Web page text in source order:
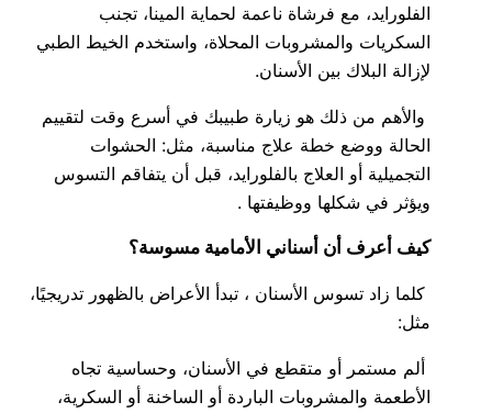
الفلورايد، مع فرشاة ناعمة لحماية المينا، تجنب
السكريات والمشروبات المحلاة، واستخدم الخيط الطبي
لإزالة البلاك بين الأسنان.
والأهم من ذلك هو زيارة طبيبك في أسرع وقت لتقييم
الحالة ووضع خطة علاج مناسبة، مثل: الحشوات
التجميلية أو العلاج بالفلورايد، قبل أن يتفاقم التسوس
ويؤثر في شكلها ووظيفتها .
كيف أعرف أن أسناني الأمامية مسوسة؟
كلما زاد تسوس الأسنان ، تبدأ الأعراض بالظهور تدريجيًا،
مثل:
ألم مستمر أو متقطع في الأسنان، وحساسية تجاه
الأطعمة والمشروبات الباردة أو الساخنة أو السكرية،